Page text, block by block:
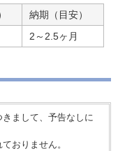
納期（目安）
2～2.5ヶ月
まして、予告なしに
おりません。